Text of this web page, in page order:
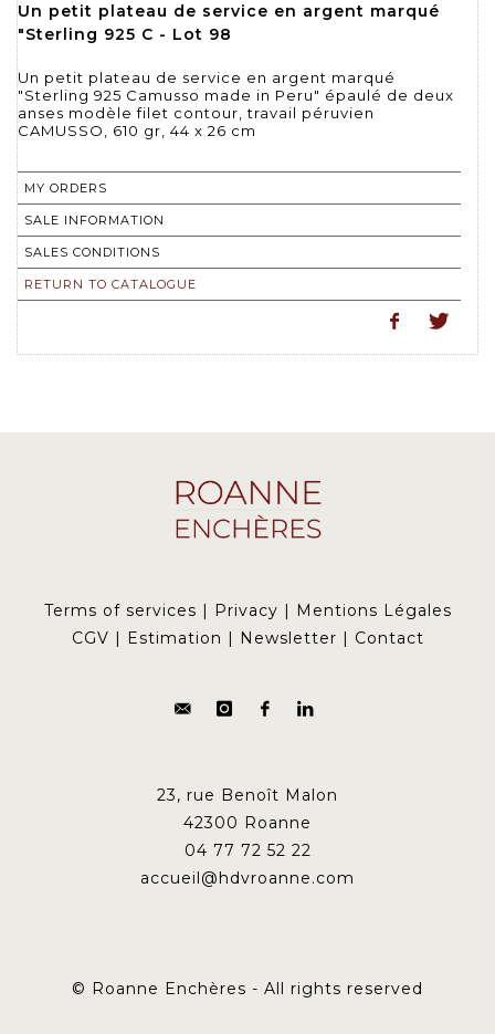
Un petit plateau de service en argent marqué
"Sterling 925 C - Lot 98
Un petit plateau de service en argent marqué
"Sterling 925 Camusso made in Peru" épaulé de deux
anses modèle filet contour, travail péruvien
CAMUSSO, 610 gr, 44 x 26 cm
MY ORDERS
SALE INFORMATION
SALES CONDITIONS
RETURN TO CATALOGUE
Terms of services Privacy
Mentions Légales
CGV
Estimation Newsletter Contact
23, rue Benoît Malon
42300 Roanne
04 77 72 52 22
accueil@hdvroanne.com
© Roanne Enchères - All rights reserved